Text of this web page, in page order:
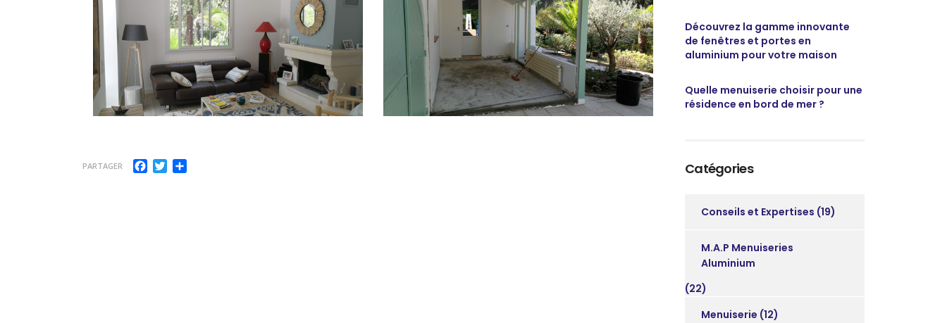
PARTAGER Facebook
Twitter
Découvrez la gamme innovante
de fenêtres et portes en
aluminium pour votre maison
Quelle menuiserie choisir pour une
résidence en bord de mer ?
Catégories
Conseils et Expertises (19)
M.A.P Menuiseries
Aluminium
(22)
Menuiserie (12)